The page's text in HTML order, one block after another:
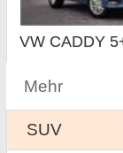
VW CADDY
Mehr
SUV